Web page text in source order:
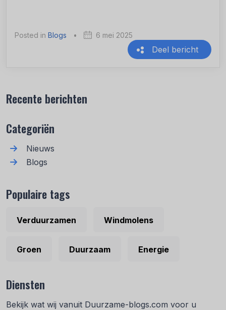
Posted in Blogs • 6 mei 2025
Deel bericht
Recente berichten
Categoriën
Nieuws
Blogs
Populaire tags
Verduurzamen Windmolens
Groen Duurzaam Energie
Diensten
Bekijk wat wij vanuit Duurzame-blogs.com voor u